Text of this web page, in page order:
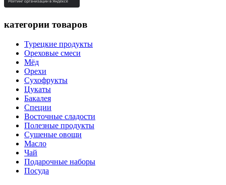
категории товаров
Турецкие продукты
Ореховые смеси
Мёд
Орехи
Сухофрукты
Цукаты
Бакалея
Специи
Восточные сладости
Полезные продукты
Сушеные овощи
Масло
Чай
Подарочные наборы
Посуда